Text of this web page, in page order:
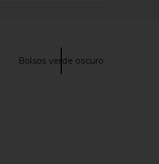
Bolsos verde oscuro